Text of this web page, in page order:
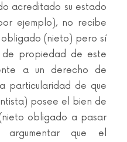
acreditado su estado
ejemplo), no recibe
(nieto) pero sí
de propiedad de este
a un derecho de
particularidad de que
posee el bien de
obligado a pasar
argumentar que el